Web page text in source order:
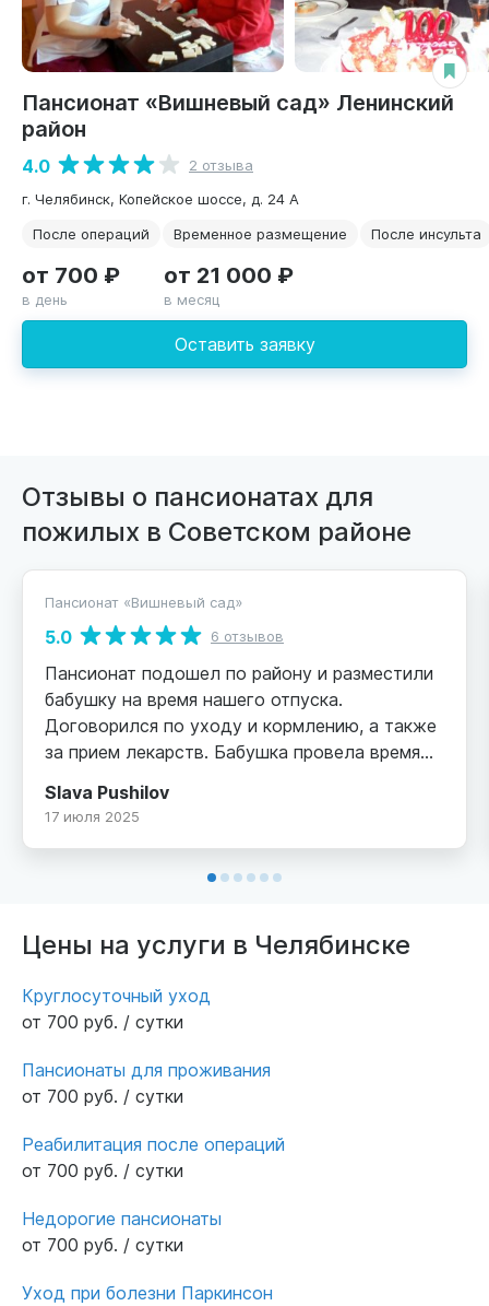
Пансионат «Вишневый сад» Ленинский
район
4.0
2 отзыва
г. Челябинск, Копейское шоссе, д. 24 А
После операций
Временное размещение После инсульта
Оставить заявку
от 700 ₽
в день
от 21 000 ₽
в месяц
Отзывы о пансионатах для
пожилых в Советском районе
Пансионат «Вишневый сад»
5.0 6 отзывов
Пансионат подошел по району и разместили
бабушку на время нашего отпуска.
Договорился по уходу и кормлению, а также
за прием лекарств. Бабушка провела время
Спасибо за организацию такого места.
Slava Pushilov
17 июля 2025
Цены на услуги в Челябинске
Круглосуточный уход
от 700 руб. / сутки
Пансионаты для проживания
от 700 руб. / сутки
Реабилитация после операций
от 700 руб. / сутки
Недорогие пансионаты
от 700 руб. / сутки
Уход при болезни Паркинсон